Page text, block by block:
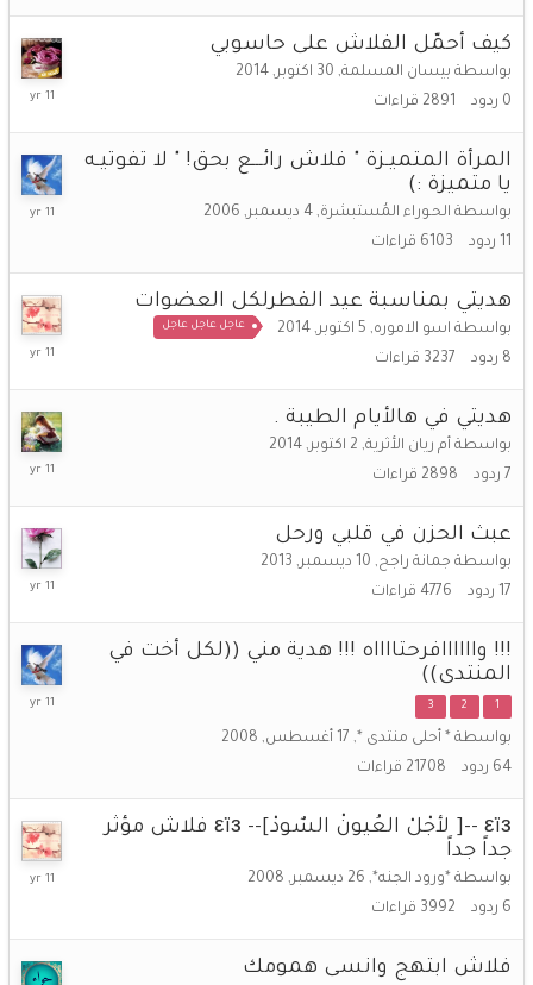
كيف أحمّل الفلاش على حاسوبي
بواسطة بيسان المسلمة, 30 اكتوبر, 2014
0 ردود 2891 قراءات
30
المرأة المتميـزة " فلاش رائـــع بحق! " لا تفوتيـه
يا متميزة :)
بواسطة الحـوراء المُستبشرة, 4 ديسمبر, 2006
11 ردود 6103 قراءات
18
هديتي بمناسبة عيد الفطرلكل العضوات
بواسطة اسو الاموره, 5 اكتوبر, 2014 عاجل عاجل عاجل
8 ردود 3237 قراءات
6
هديتي في هالأيام الطيبة .
بواسطة أم ريان الأثرية, 2 اكتوبر, 2014
7 ردود 2898 قراءات
2014
عبث الحزن في قلبي ورحل
بواسطة جمانة راجح, 10 ديسمبر, 2013
17 ردود 4776 قراءات
29
!!! واااااافرحتااااه !!! هدية مني ((لكل أخت في
المنتدى))
1
2
3
بواسطة * أحلى منتدى *, 17 أغسطس, 2008
64 ردود 21708 قراءات
8
εïз --[ لأجْلْ العُيونْ السٌودْ]-- εïз فلاش مؤثر
جداً جداً
بواسطة *ورود الجنه*, 26 ديسمبر, 2008
6 ردود 3992 قراءات
فلاش ابتهج وانسى همومك